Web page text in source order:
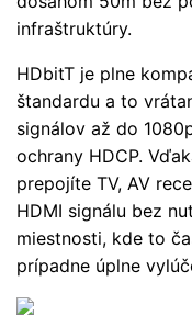
infraštruktúry.
HDbitT je plne
štandardu a to
signálov až do
ochrany HDCP.
prepojíte TV, AV
HDMI signálu bez
miestnosti, kde to
prípadne úplne